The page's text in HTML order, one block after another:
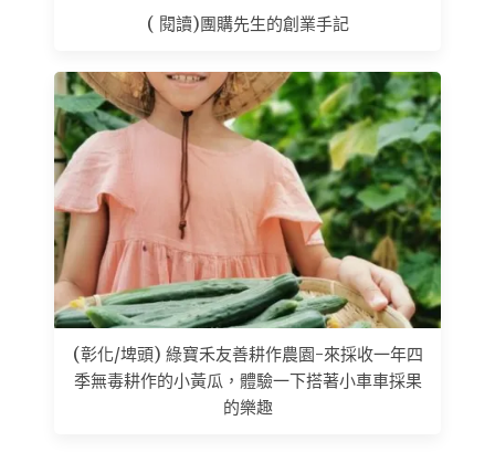
( 閱讀)團購先生的創業手記
(彰化/埤頭) 綠寶禾友善耕作農園-來採收一年四
季無毒耕作的小黃瓜，體驗一下搭著小車車採果
的樂趣